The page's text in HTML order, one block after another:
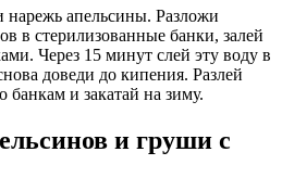
нарежь апельсины. Разложи
в стерилизованные банки, залей
Через 15 минут слей эту воду в
доведи до кипения. Разлей
и закатай на зиму.
и груши с